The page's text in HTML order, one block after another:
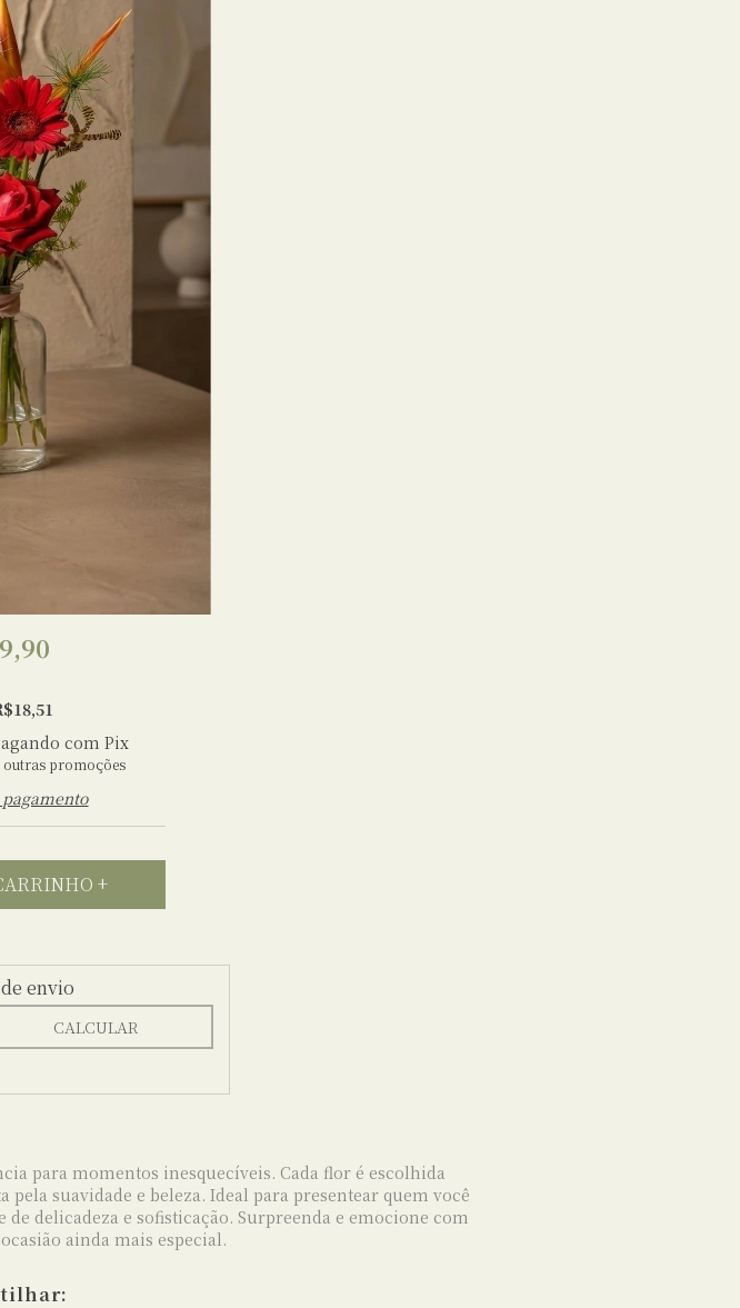
com Pix
promoções
envio
CALCULAR
para momentos inesquecíveis. Cada flor é escolhida
suavidade e beleza. Ideal para presentear quem você
delicadeza e sofisticação. Surpreenda e emocione com
ainda mais especial.